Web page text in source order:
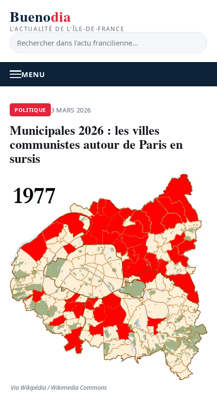
Buenodia
L'ACTUALITÉ DE L'ÎLE-DE-FRANCE
MENU
ACTUALITÉ
BONS PLANS
FAITS DIVERS
TRANSPORTS
ÉCONOMIE
POLITIQUE
SPORT
POLITIQUE 3 MARS 2026
Municipales 2026 : les villes
communistes autour de Paris en
sursis
Via Wikipédia / Wikimedia Commons